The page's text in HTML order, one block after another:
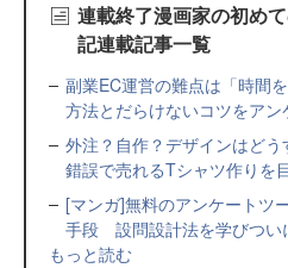
連載終了漫画家の初め
記連載記事一覧
副業EC運営の難点は「時間
方法とだらけないコツをア
外注？自作？デザインはど
錯誤で売れるTシャツ作りを
[マンガ]無料のアンケートツ
手段 設問設計法を学びつ
もっと読む